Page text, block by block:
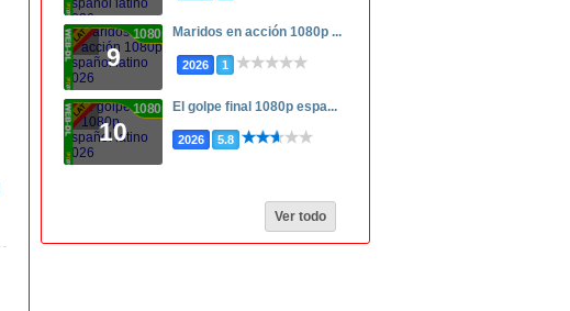
9
1080p Maridos en acción 1080p ...
2026 1
10
1080p El golpe final 1080p espa...
2026 5.8
Ver todo